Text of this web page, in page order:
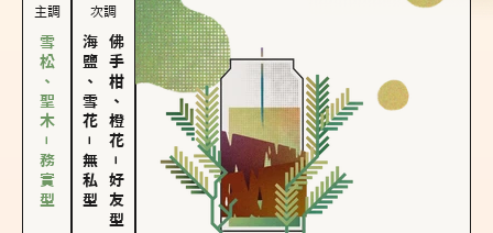
主調
雪松、聖木－務實型
次調
海鹽、雪花
－
無私型
佛手柑、橙花
－
好友型